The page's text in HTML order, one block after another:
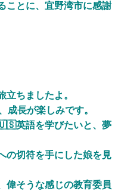
ことに、宜野湾市に感謝
立ちましたよ。
成長が楽しみです。
英語を学びたいと、夢
の切符を手にした娘を見
偉そうな感じの教育委員